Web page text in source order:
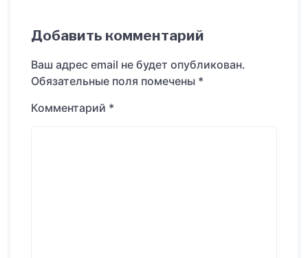
Добавить комментарий
Ваш адрес email не будет опубликован.
Обязательные поля помечены *
Комментарий *